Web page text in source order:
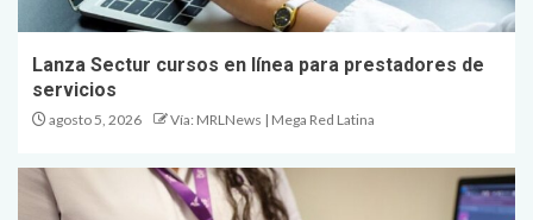
Lanza Sectur cursos en línea para prestadores de
servicios
agosto 5, 2026 Vía: MRLNews | Mega Red Latina